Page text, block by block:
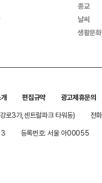
종교
날씨
생활문
편집규약
광고제휴문의
로3가,센트럴파크 타워동)
전
등록번호: 서울 아00055